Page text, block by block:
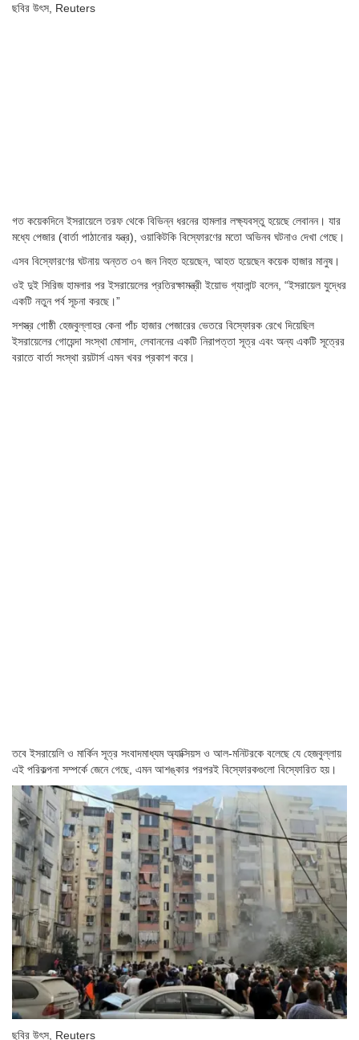
ছবির উৎস, Reuters
গত কয়েকদিনে ইসরায়েলে তরফ থেকে বিভিন্ন ধরনের হামলার লক্ষ্যবস্তু হয়েছে লেবানন। যার
মধ্যে পেজার (বার্তা পাঠানোর যন্ত্র), ওয়াকিটকি বিস্ফোরণের মতো অভিনব ঘটনাও দেখা গেছে।
এসব বিস্ফোরণের ঘটনায় অন্তত ৩৭ জন নিহত হয়েছেন, আহত হয়েছেন কয়েক হাজার মানুষ।
ওই দুই সিরিজ হামলার পর ইসরায়েলের প্রতিরক্ষামন্ত্রী ইয়োভ গ্যালান্ট বলেন, “ইসরায়েল যুদ্ধের
একটি নতুন পর্ব সূচনা করছে।”
সশস্ত্র গোষ্ঠী হেজবুল্লাহর কেনা পাঁচ হাজার পেজারের ভেতরে বিস্ফোরক রেখে দিয়েছিল
ইসরায়েলের গোয়েন্দা সংস্থা মোসাদ, লেবাননের একটি নিরাপত্তা সূত্র এবং অন্য একটি সূত্রের
বরাতে বার্তা সংস্থা রয়টার্স এমন খবর প্রকাশ করে।
তবে ইসরায়েলি ও মার্কিন সূত্র সংবাদমাধ্যম অ্যাক্সিয়স ও আল-মনিটরকে বলেছে যে হেজবুল্লায়
এই পরিকল্পনা সম্পর্কে জেনে গেছে, এমন আশঙ্কার পরপরই বিস্ফোরকগুলো বিস্ফোরিত হয়।
ছবির উৎস, Reuters